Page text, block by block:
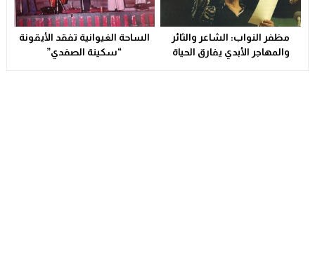
مظفر النواب: الشاعر والثائر
والمهاجر الأبدي يفارق الحياة
الساحة الغيوانية تفقد الأيقونة
“سكينة الصفدي”